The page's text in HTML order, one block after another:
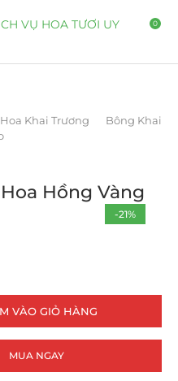
0
Khai Trương
Bông Khai
-21%
Hồng Vàng
VÀO GIỎ HÀNG
MUA NGAY